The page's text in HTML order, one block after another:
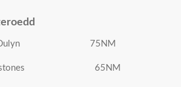
Dulyn 75NM
65NM